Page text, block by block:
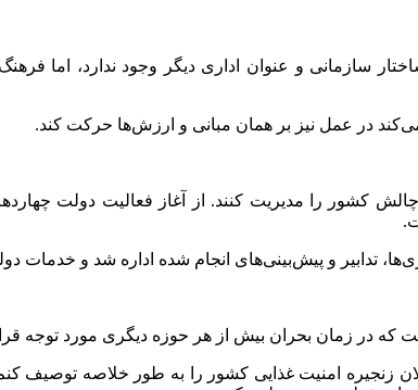
سازمانی و عنوان اداری دیگر وجود ندارد، اما
در عمل نیز بر همان مبانی و ارزش‌ها حرکت کند.
کشور را مدیریت کنند. از آغاز فعالیت دولت
تدابیر و پیش‌بینی‌های انجام شده اداره شد و خدمات
که در زمان بحران بیش از هر حوزه دیگری مورد توجه
زنجیره امنیت غذایی کشور را به طور خلاصه توصیف